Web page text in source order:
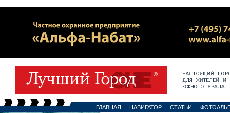
ГЛАВНАЯ НАВИГАТОР СТАТЬИ